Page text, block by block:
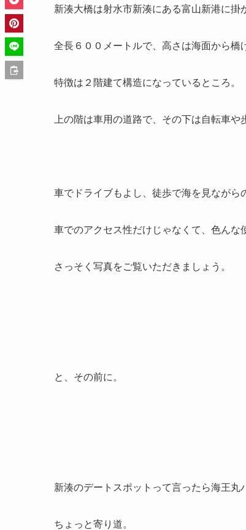
新湊大橋は射水市新湊にある富山新港に掛
全長６００メートルで、高さは海面から橋
特徴は２階建て構造になっているところ。
上の階は車用の道路で、その下は自転車や
車でドライブもよし、徒歩で海を見ながら
車でのアクセス性だけじゃなくて、色んな
さっそく写真をご覧いただきましょう。
と、その前に。
新湊のデートスポットって言ったら海王丸
ちょっと寄り道。